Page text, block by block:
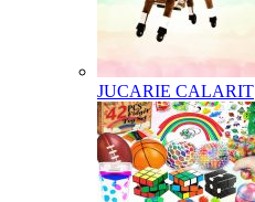
JUCARIE CALARIT